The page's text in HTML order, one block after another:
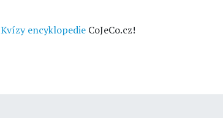
Kvízy encyklopedie CoJeCo.cz!